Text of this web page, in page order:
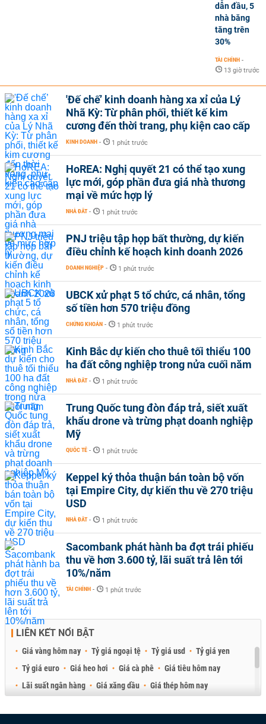
dẫn đầu, 5
nhà băng
tăng trên
30%
TÀI CHÍNH -
13 giờ trước
'Đế chế’ kinh doanh hàng xa xỉ của Lý
Nhã Kỳ: Từ phân phối, thiết kế kim
cương đến thời trang, phụ kiện cao cấp
KINH DOANH - 1 phút trước
HoREA: Nghị quyết 21 có thể tạo xung
lực mới, góp phần đưa giá nhà thương
mại về mức hợp lý
NHÀ ĐẤT - 1 phút trước
PNJ triệu tập họp bất thường, dự kiến
điều chỉnh kế hoạch kinh doanh 2026
DOANH NGHIỆP - 1 phút trước
UBCK xử phạt 5 tổ chức, cá nhân, tổng
số tiền hơn 570 triệu đồng
CHỨNG KHOÁN - 1 phút trước
Kinh Bắc dự kiến cho thuê tối thiểu 100
ha đất công nghiệp trong nửa cuối năm
NHÀ ĐẤT - 1 phút trước
Trung Quốc tung đòn đáp trả, siết xuất
khẩu drone và trừng phạt doanh nghiệp
Mỹ
QUỐC TẾ - 1 phút trước
Keppel ký thỏa thuận bán toàn bộ vốn
tại Empire City, dự kiến thu về 270 triệu
USD
NHÀ ĐẤT - 1 phút trước
Sacombank phát hành ba đợt trái phiếu
thu về hơn 3.600 tỷ, lãi suất trả lên tới
10%/năm
TÀI CHÍNH - 1 phút trước
LIÊN KẾT NỔI BẬT
Giá vàng hôm nay Tỷ giá ngoại tệ Tỷ giá usd
Tỷ giá yen
Tỷ giá euro
Giá heo hơi Giá cà phê
Giá tiêu hôm nay
Lãi suất ngân hàng
Giá xăng dầu
Giá thép hôm nay